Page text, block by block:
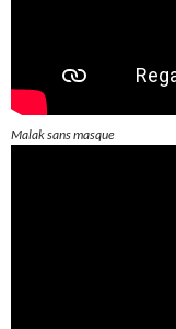
Malak sans masque